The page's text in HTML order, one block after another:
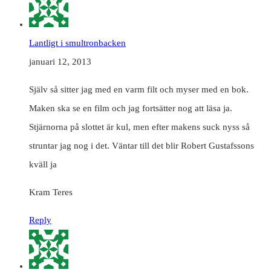
Lantligt i smultronbacken
januari 12, 2013
Själv så sitter jag med en varm filt och myser med en bok.
Maken ska se en film och jag fortsätter nog att läsa ja.
Stjärnorna på slottet är kul, men efter makens suck nyss så
struntar jag nog i det. Väntar till det blir Robert Gustafssons
kväll ja
Kram Teres
Reply